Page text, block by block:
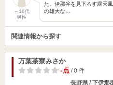
～10代
男性
た。伊那谷を見下ろす露天
の雄大な…
関連情報から探す
万葉茶寮みさか
-点/ 0 件
長野県 / 下伊那